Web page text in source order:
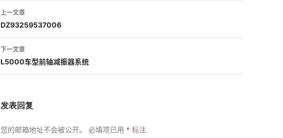
文
章
导
航
上一文章
DZ93259537006
下一文章
L5000车型前轴减振器系统
发表回复
您的邮箱地址不会被公开。 必填项已用 * 标注